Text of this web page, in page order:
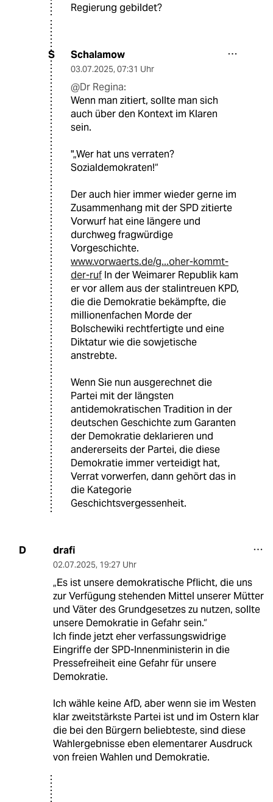
Regierung gebildet?
S Schalamow
03.07.2025, 07:31 Uhr
@Dr Regina:
Wenn man zitiert, sollte man sich
auch über den Kontext im Klaren
sein.
"„Wer hat uns verraten?
Sozialdemokraten!“
Der auch hier immer wieder gerne im
Zusammenhang mit der SPD zitierte
Vorwurf hat eine längere und
durchweg fragwürdige
Vorgeschichte.
www.vorwaerts.de/g...oher-kommt-
der-ruf In der Weimarer Republik kam
er vor allem aus der stalintreuen KPD,
die die Demokratie bekämpfte, die
millionenfachen Morde der
Bolschewiki rechtfertigte und eine
Diktatur wie die sowjetische
anstrebte.
Wenn Sie nun ausgerechnet die
Partei mit der längsten
antidemokratischen Tradition in der
deutschen Geschichte zum Garanten
der Demokratie deklarieren und
andererseits der Partei, die diese
Demokratie immer verteidigt hat,
Verrat vorwerfen, dann gehört das in
die Kategorie
Geschichtsvergessenheit.
D drafi
02.07.2025, 19:27 Uhr
„Es ist unsere demokratische Pflicht, die uns
zur Verfügung stehenden Mittel unserer Mütter
und Väter des Grundgesetzes zu nutzen, sollte
unsere Demokratie in Gefahr sein.“
Ich finde jetzt eher verfassungswidrige
Eingriffe der SPD-Innenministerin in die
Pressefreiheit eine Gefahr für unsere
Demokratie.
Ich wähle keine AfD, aber wenn sie im Westen
klar zweitstärkste Partei ist und im Ostern klar
die bei den Bürgern beliebteste, sind diese
Wahlergebnisse eben elementarer Ausdruck
von freien Wahlen und Demokratie.